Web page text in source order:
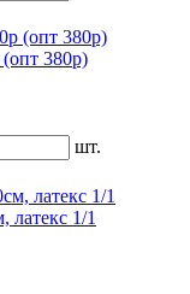
380р)
шт.
латекс 1/1